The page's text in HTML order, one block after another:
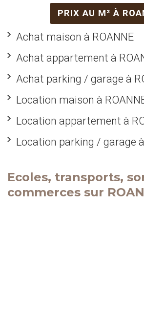
PRIX AU M² À
Achat maison à ROANNE
Achat appartement à
Achat parking / garage à
Location maison à
Location appartement à
Location parking / garage
Ecoles, transports,
commerces sur